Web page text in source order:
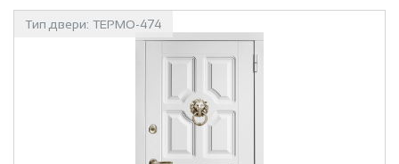
Тип двери: ТЕРМО-474